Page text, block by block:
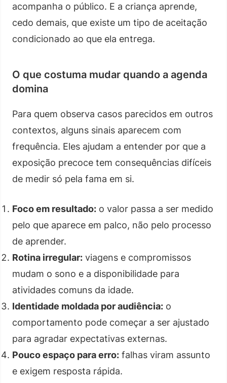
acompanha o público. E a criança aprende,
cedo demais, que existe um tipo de aceitação
condicionado ao que ela entrega.
O que costuma mudar quando a agenda
domina
Para quem observa casos parecidos em outros
contextos, alguns sinais aparecem com
frequência. Eles ajudam a entender por que a
exposição precoce tem consequências difíceis
de medir só pela fama em si.
Foco em resultado: o valor passa a ser medido
pelo que aparece em palco, não pelo processo
de aprender.
Rotina irregular: viagens e compromissos
mudam o sono e a disponibilidade para
atividades comuns da idade.
Identidade moldada por audiência: o
comportamento pode começar a ser ajustado
para agradar expectativas externas.
Pouco espaço para erro: falhas viram assunto
e exigem resposta rápida.